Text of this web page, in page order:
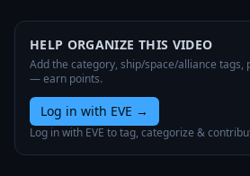
HELP ORGANIZE THIS VIDEO
Add the category, ship/space/alliance tags,
— earn points.
Log in with EVE →
Log in with EVE to tag, categorize &